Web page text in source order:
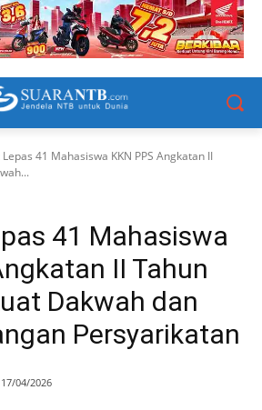
41 Mahasiswa KKN PPS Angkatan II
41 Mahasiswa
II Tahun
Dakwah dan
Persyarikatan
17/04/2026